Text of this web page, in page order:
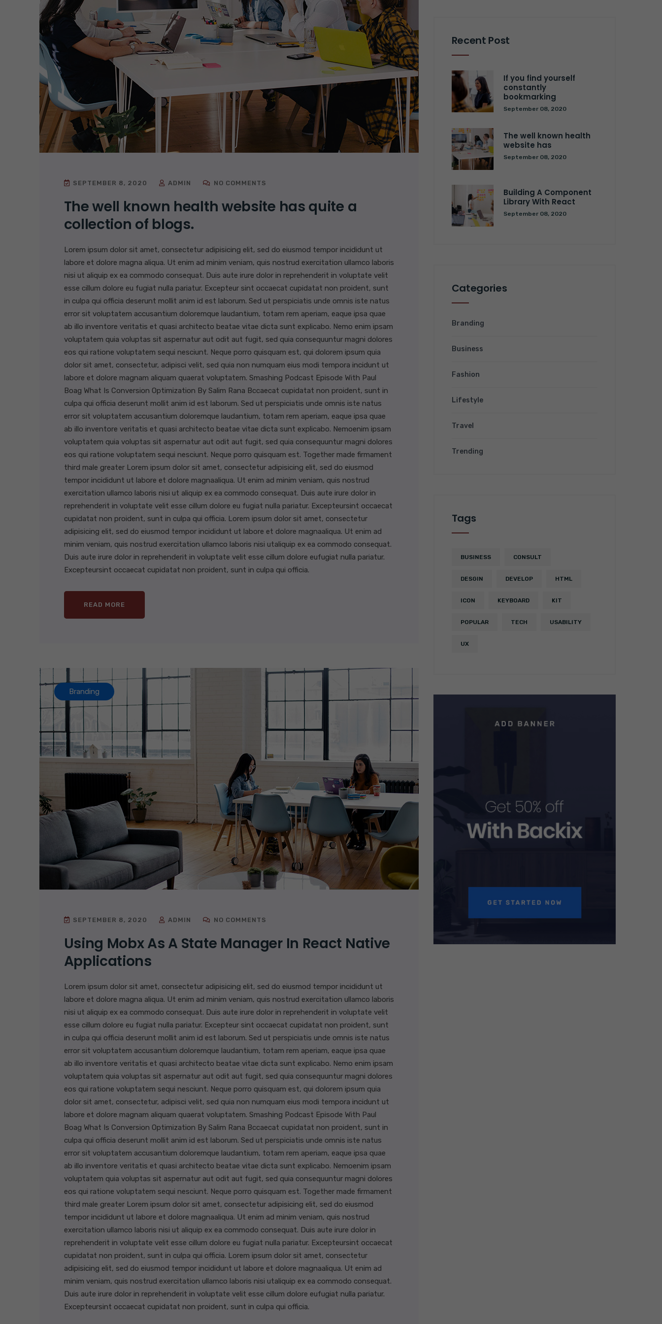
SEPTEMBER 8, 2020 ADMIN NO COMMENTS
The well known health website has quite a
collection of blogs.
Lorem ipsum dolor sit amet, consectetur adipisicing elit, sed do eiusmod tempor incididunt ut
labore et dolore magna aliqua. Ut enim ad minim veniam, quis nostrud exercitation ullamco laboris
nisi ut aliquip ex ea commodo consequat. Duis aute irure dolor in reprehenderit in voluptate velit
esse cillum dolore eu fugiat nulla pariatur. Excepteur sint occaecat cupidatat non proident, sunt
in culpa qui officia deserunt mollit anim id est laborum. Sed ut perspiciatis unde omnis iste natus
error sit voluptatem accusantium doloremque laudantium, totam rem aperiam, eaque ipsa quae
ab illo inventore veritatis et quasi architecto beatae vitae dicta sunt explicabo. Nemo enim ipsam
voluptatem quia voluptas sit aspernatur aut odit aut fugit, sed quia consequuntur magni dolores
eos qui ratione voluptatem sequi nesciunt. Neque porro quisquam est, qui dolorem ipsum quia
dolor sit amet, consectetur, adipisci velit, sed quia non numquam eius modi tempora incidunt ut
labore et dolore magnam aliquam quaerat voluptatem. Smashing Podcast Episode With Paul
Boag What Is Conversion Optimization By Salim Rana Bccaecat cupidatat non proident, sunt in
culpa qui officia deserunt mollit anim id est laborum. Sed ut perspiciatis unde omnis iste natus
error sit voluptatem accusantium doloremque laudantium, totam rem aperiam, eaque ipsa quae
ab illo inventore veritatis et quasi architecto beatae vitae dicta sunt explicabo. Nemoenim ipsam
voluptatem quia voluptas sit aspernatur aut odit aut fugit, sed quia consequuntur magni dolores
eos qui ratione voluptatem sequi nesciunt. Neque porro quisquam est. Together made firmament
third male greater Lorem ipsum dolor sit amet, consectetur adipisicing elit, sed do eiusmod
tempor incididunt ut labore et dolore magnaaliqua. Ut enim ad minim veniam, quis nostrud
exercitation ullamco laboris nisi ut aliquip ex ea commodo consequat. Duis aute irure dolor in
reprehenderit in voluptate velit esse cillum dolore eu fugiat nulla pariatur. Excepteursint occaecat
cupidatat non proident, sunt in culpa qui officia. Lorem ipsum dolor sit amet, consectetur
adipisicing elit, sed do eiusmod tempor incididunt ut labore et dolore magnaaliqua. Ut enim ad
minim veniam, quis nostrud exercitation ullamco laboris nisi utaliquip ex ea commodo consequat.
Duis aute irure dolor in reprehenderit in voluptate velit esse cillum dolore eufugiat nulla pariatur.
Excepteursint occaecat cupidatat non proident, sunt in culpa qui officia.
READ MORE
Branding
SEPTEMBER 8, 2020 ADMIN NO COMMENTS
Using Mobx As A State Manager In React Native
Applications
Lorem ipsum dolor sit amet, consectetur adipisicing elit, sed do eiusmod tempor incididunt ut
labore et dolore magna aliqua. Ut enim ad minim veniam, quis nostrud exercitation ullamco laboris
nisi ut aliquip ex ea commodo consequat. Duis aute irure dolor in reprehenderit in voluptate velit
esse cillum dolore eu fugiat nulla pariatur. Excepteur sint occaecat cupidatat non proident, sunt
in culpa qui officia deserunt mollit anim id est laborum. Sed ut perspiciatis unde omnis iste natus
error sit voluptatem accusantium doloremque laudantium, totam rem aperiam, eaque ipsa quae
ab illo inventore veritatis et quasi architecto beatae vitae dicta sunt explicabo. Nemo enim ipsam
voluptatem quia voluptas sit aspernatur aut odit aut fugit, sed quia consequuntur magni dolores
eos qui ratione voluptatem sequi nesciunt. Neque porro quisquam est, qui dolorem ipsum quia
dolor sit amet, consectetur, adipisci velit, sed quia non numquam eius modi tempora incidunt ut
labore et dolore magnam aliquam quaerat voluptatem. Smashing Podcast Episode With Paul
Boag What Is Conversion Optimization By Salim Rana Bccaecat cupidatat non proident, sunt in
culpa qui officia deserunt mollit anim id est laborum. Sed ut perspiciatis unde omnis iste natus
error sit voluptatem accusantium doloremque laudantium, totam rem aperiam, eaque ipsa quae
ab illo inventore veritatis et quasi architecto beatae vitae dicta sunt explicabo. Nemoenim ipsam
voluptatem quia voluptas sit aspernatur aut odit aut fugit, sed quia consequuntur magni dolores
eos qui ratione voluptatem sequi nesciunt. Neque porro quisquam est. Together made firmament
third male greater Lorem ipsum dolor sit amet, consectetur adipisicing elit, sed do eiusmod
tempor incididunt ut labore et dolore magnaaliqua. Ut enim ad minim veniam, quis nostrud
exercitation ullamco laboris nisi ut aliquip ex ea commodo consequat. Duis aute irure dolor in
reprehenderit in voluptate velit esse cillum dolore eu fugiat nulla pariatur. Excepteursint occaecat
cupidatat non proident, sunt in culpa qui officia. Lorem ipsum dolor sit amet, consectetur
adipisicing elit, sed do eiusmod tempor incididunt ut labore et dolore magnaaliqua. Ut enim ad
minim veniam, quis nostrud exercitation ullamco laboris nisi utaliquip ex ea commodo consequat.
Duis aute irure dolor in reprehenderit in voluptate velit esse cillum dolore eufugiat nulla pariatur.
Excepteursint occaecat cupidatat non proident, sunt in culpa qui officia.
Recent Post
If you find yourself
constantly
bookmarking
September 08, 2020
The well known health
website has
September 08, 2020
Building A Component
Library With React
September 08, 2020
Categories
Branding
Business
Fashion
Lifestyle
Travel
Trending
Tags
BUSINESS CONSULT
DESGIN DEVELOP HTML
ICON KEYBOARD KIT
POPULAR TECH USABILITY
UX